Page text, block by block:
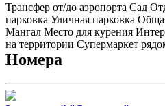
Трансфер от/до аэропорта Сад
парковка Уличная парковка
Мангал Место для курения
на территории Супермаркет
Номера